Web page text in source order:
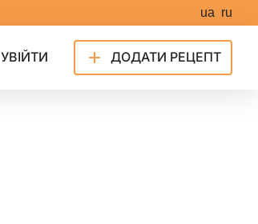
ua ru
УВІЙТИ ДОДАТИ РЕЦЕПТ